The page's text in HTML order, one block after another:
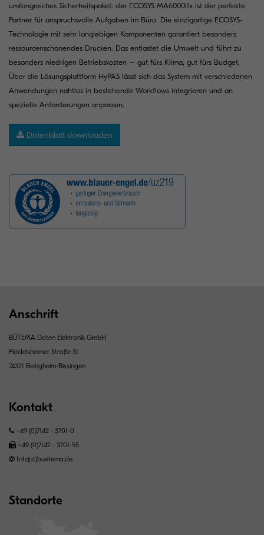
umfangreiches Sicherheitspaket: der ECOSYS MA6000ifx ist der perfekte
Partner für anspruchsvolle Aufgaben im Büro. Die einzigartige ECOSYS-
Technologie mit sehr langlebigen Komponenten garantiert besonders
ressourcenschonendes Drucken. Das entlastet die Umwelt und führt zu
besonders niedrigen Betriebskosten – gut fürs Klima, gut fürs Budget.
Über die Lösungsplattform HyPAS lässt sich das System mit verschiedenen
Anwendungen nahtlos in bestehende Workflows integrieren und an
spezielle Anforderungen anpassen.
Datenblatt downloaden
Anschrift
BÜTEMA Daten Elektronik GmbH
Pleidelsheimer Straße 31
74321 Bietigheim-Bissingen
Kontakt
+49 (0)7142 - 3701-0
+49 (0)7142 - 3701-55
fritz(at)buetema.de
Standorte